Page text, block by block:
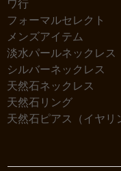
ワ行
フォーマルセレクト
メンズアイテム
淡水パールネックレス
シルバーネックレス
天然石ネックレス
天然石リング
天然石ピアス（イヤリ